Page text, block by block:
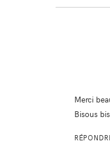
Merci
Bisous